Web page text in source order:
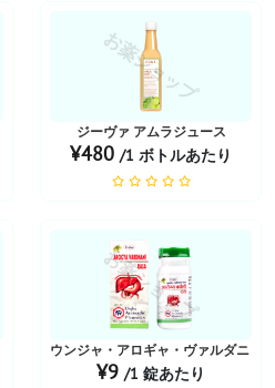
お薬ショップ
ジーヴァ アムラジュース
¥480 /1 ボトルあたり
お薬ショップ
ウンジャ・アロギャ・ヴァルダニ・
¥9 /1 錠あたり